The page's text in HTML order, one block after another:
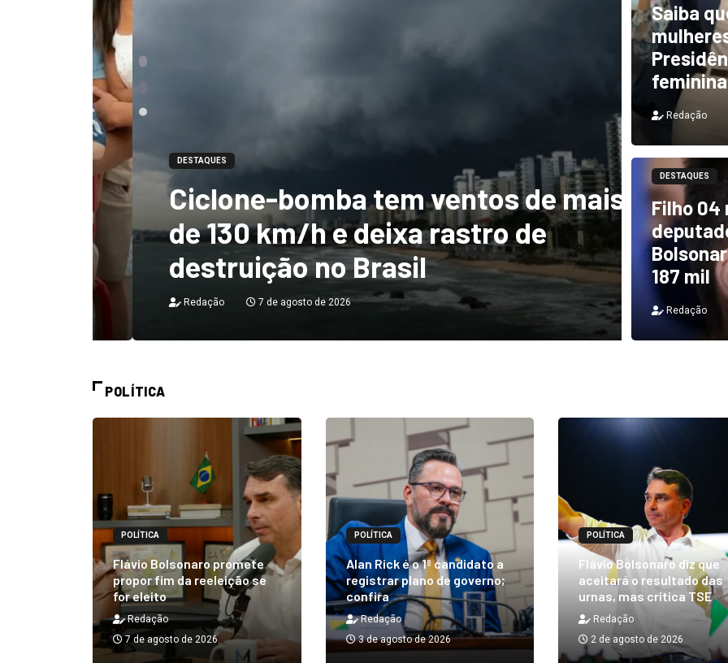
DESTAQUES
Ciclone-bomba tem ventos de mais
de 130 km/h e deixa rastro de
destruição no Brasil
Redação 7 de agosto de 2026
TCU
e PF
Saiba
Redação
DESTAQUES
Filho 04
187 mil
Redação
POLÍTICA
POLÍTICA
Flávio Bolsonaro promete
propor fim da reeleição se
for eleito
Redação
7 de agosto de 2026
POLÍTICA
Alan Rick é o 1º candidato a
registrar plano de governo;
confira
Redação
3 de agosto de 2026
POLÍTICA
Flávio Bolsonaro diz que
aceitará o resultado das
urnas, mas critica TSE
Redação
2 de agosto de 2026